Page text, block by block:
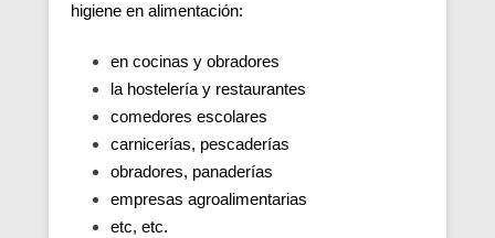
higiene en alimentación:
en cocinas y obradores
la hostelería y restaurantes
comedores escolares
carnicerías, pescaderías
obradores, panaderías
empresas agroalimentarias
etc, etc.